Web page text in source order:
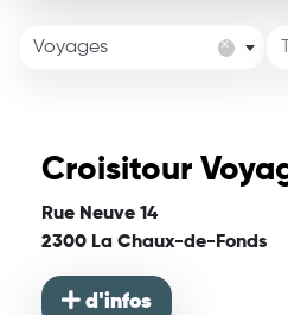
×
Voyages
Croisitour
Rue Neuve 14
2300 La Chaux-de-Fonds
d'infos